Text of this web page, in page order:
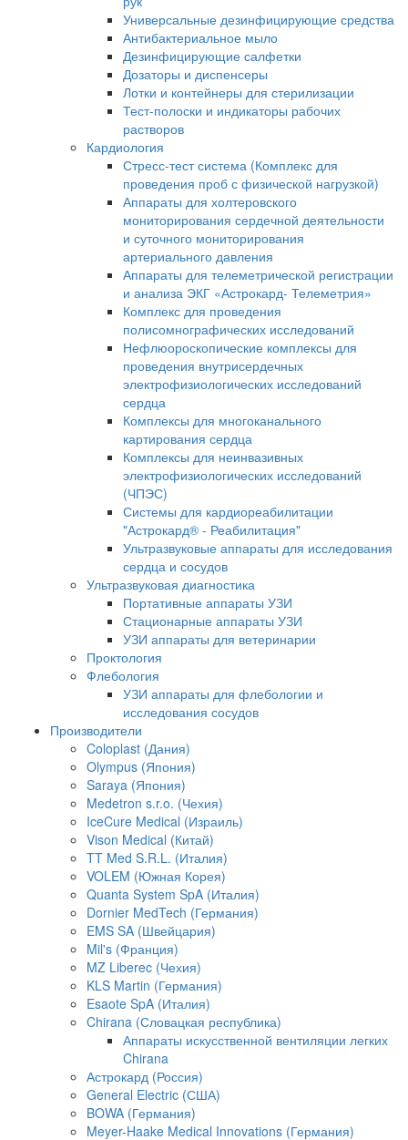
Универсальные дезинфицирующие средства
Антибактериальное мыло
Дезинфицирующие салфетки
Дозаторы и диспенсеры
Лотки и контейнеры для стерилизации
Тест-полоски и индикаторы рабочих
растворов
Кардиология
Стресс-тест система (Комплекс для
проведения проб с физической нагрузкой)
Аппараты для холтеровского
мониторирования сердечной деятельности
и суточного мониторирования
артериального давления
Аппараты для телеметрической регистрации
и анализа ЭКГ «Астрокард- Телеметрия»
Комплекс для проведения
полисомнографических исследований
Нефлюороскопические комплексы для
проведения внутрисердечных
электрофизиологических исследований
сердца
Комплексы для многоканального
картирования сердца
Комплексы для неинвазивных
электрофизиологических исследований
(ЧПЭС)
Системы для кардиореабилитации
"Астрокард® - Реабилитация"
Ультразвуковые аппараты для исследования
сердца и сосудов
Ультразвуковая диагностика
Портативные аппараты УЗИ
Стационарные аппараты УЗИ
УЗИ аппараты для ветеринарии
Проктология
Флебология
УЗИ аппараты для флебологии и
исследования сосудов
Производители
Coloplast (Дания)
Olympus (Япония)
Saraya (Япония)
Medetron s.r.o. (Чехия)
IceCure Medical (Израиль)
Vison Medical (Китай)
TT Med S.R.L. (Италия)
VOLEM (Южная Корея)
Quanta System SpA (Италия)
Dornier MedTech (Германия)
EMS SA (Швейцария)
Mil's (Франция)
MZ Liberec (Чехия)
KLS Martin (Германия)
Esaote SpA (Италия)
Chirana (Словацкая республика)
Аппараты искусственной вентиляции легких
Chirana
Астрокард (Россия)
General Electric (США)
BOWA (Германия)
Meyer-Haake Medical Innovations (Германия)